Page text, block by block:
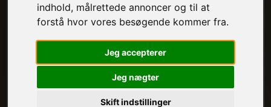
indhold, målrettede annoncer og til at
forstå hvor vores besøgende kommer fra.
Jeg accepterer
Jeg nægter
Skift indstillinger
MALEROPGAVER - UDVENDIGT:
FRAFLYTNINGSPAKKE: